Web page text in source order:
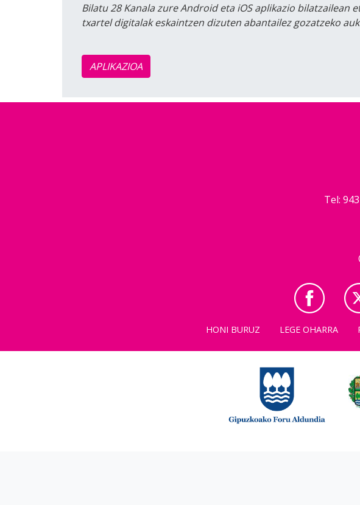
Bilatu 28 Kanala zure Android eta iOS aplikazio bilatzailean
txartel digitalak eskaintzen dizuten abantailez gozatzeko
APLIKAZIOA
Tel:
HONI BURUZ LEGE OHARRA